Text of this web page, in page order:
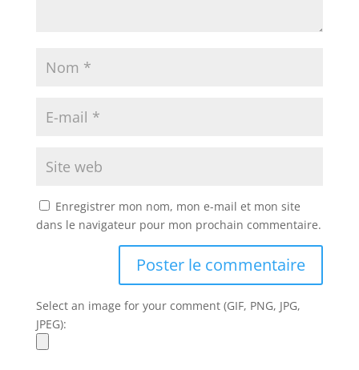
Enregistrer mon nom, mon e-mail et mon site
dans le navigateur pour mon prochain commentaire.
Select an image for your comment (GIF, PNG, JPG,
JPEG):